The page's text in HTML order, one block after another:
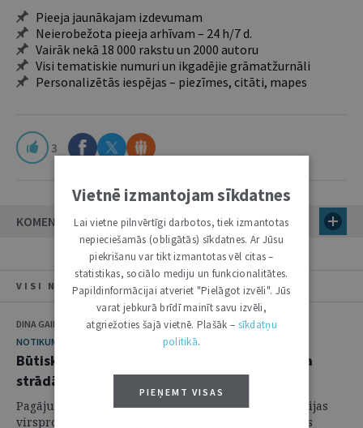
Pieeja jaunākajam izdevumam
Neierobežota pieeja arhīvam – 24 h/7 d.
Vairāk nekā 18 000 rakstu un 2000 autoru
Visi tematiskie numuri un ikgadējie grāmatžurnāli
Personalizētās iespējas – piezīmes, citāti, mapes
3
KOMENTĀRI (3)
VISI NUMURA RAKSTI
DINA GAILĪTE
NOTIKUMS
Būtiski sarūk noziedzība, prokuratūra turpina
strādāt
Pagājušajā nedēļā, 16. februārī, notika ikgadējā Latvijas
virsprokuroru sanāksme, pulcējot gan prokuratūras
Vietnē izmantojam sīkdatnes
Lai vietne pilnvērtīgi darbotos, tiek izmantotas
nepieciešamās (obligātās) sīkdatnes. Ar Jūsu
piekrišanu var tikt izmantotas vēl citas –
statistikas, sociālo mediju un funkcionalitātes.
Papildinformācijai atveriet "Pielāgot izvēli". Jūs
varat jebkurā brīdī mainīt savu izvēli,
atgriežoties šajā vietnē. Plašāk – sīkdatņu
politikā.
PIEŅEMT VISAS